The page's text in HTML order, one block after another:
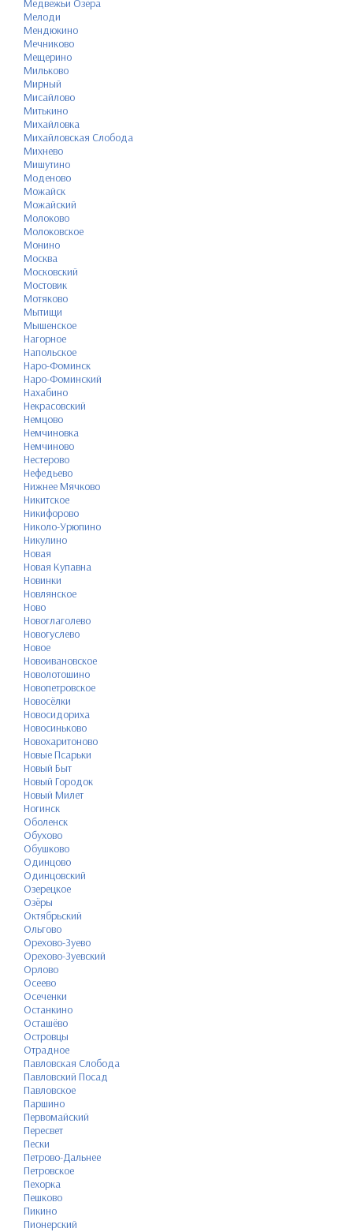
Медвежьи Озёра
Мелоди
Мендюкино
Мечниково
Мещерино
Мильково
Мирный
Мисайлово
Митькино
Михайловка
Михайловская Слобода
Михнево
Мишутино
Моденово
Можайск
Можайский
Молоково
Молоковское
Монино
Москва
Московский
Мостовик
Мотяково
Мытищи
Мышенское
Нагорное
Напольское
Наро-Фоминск
Наро-Фоминский
Нахабино
Некрасовский
Немцово
Немчиновка
Немчиново
Нестерово
Нефедьево
Нижнее Мячково
Никитское
Никифорово
Николо-Урюпино
Никулино
Новая
Новая Купавна
Новинки
Новлянское
Ново
Новоглаголево
Новогуслево
Новое
Новоивановское
Новолотошино
Новопетровское
Новосёлки
Новосидориха
Новосиньково
Новохаритоново
Новые Псарьки
Новый Быт
Новый Городок
Новый Милет
Ногинск
Оболенск
Обухово
Обушково
Одинцово
Одинцовский
Озерецкое
Озёры
Октябрьский
Ольгово
Орехово-Зуево
Орехово-Зуевский
Орлово
Осеево
Осеченки
Останкино
Осташёво
Островцы
Отрадное
Павловская Слобода
Павловский Посад
Павловское
Паршино
Первомайский
Пересвет
Пески
Петрово-Дальнее
Петровское
Пехорка
Пешково
Пикино
Пионерский